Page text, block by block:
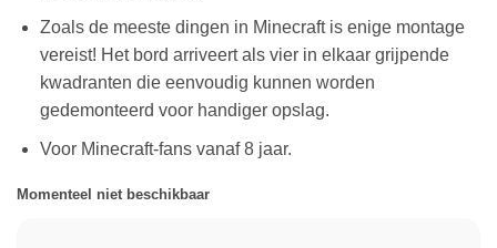
Zoals de meeste dingen in Minecraft is enige montage
vereist! Het bord arriveert als vier in elkaar grijpende
kwadranten die eenvoudig kunnen worden
gedemonteerd voor handiger opslag.
Voor Minecraft-fans vanaf 8 jaar.
Momenteel niet beschikbaar